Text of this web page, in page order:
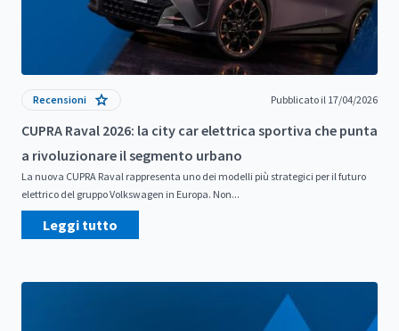
Recensioni Pubblicato il 17/04/2026
CUPRA Raval 2026: la city car elettrica sportiva che punta
a rivoluzionare il segmento urbano
La nuova CUPRA Raval rappresenta uno dei modelli più strategici per il futuro
elettrico del gruppo Volkswagen in Europa. Non...
Leggi tutto